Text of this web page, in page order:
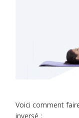
Voici comment
inversé :